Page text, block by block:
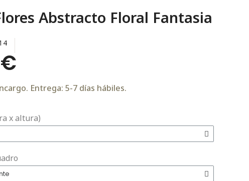
Abstracto Floral Fantasia
Entrega: 5-7 días hábiles.
x altura)